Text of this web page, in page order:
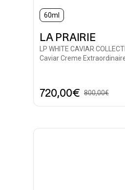
60ml
LA PRAIRIE
LP WHITE CAVIAR
Caviar Creme
720,00€ 800,00€